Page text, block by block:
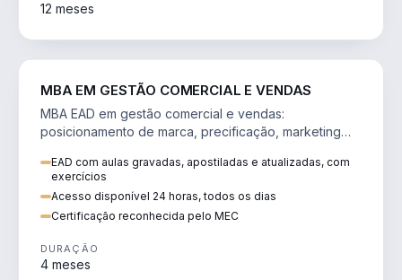
12 meses
MBA EM GESTÃO COMERCIAL E VENDAS
MBA EAD em gestão comercial e vendas:
posicionamento de marca, precificação, marketing
EAD com aulas gravadas, apostiladas e atualizadas, com
exercícios
Acesso disponível 24 horas, todos os dias
Certificação reconhecida pelo MEC
DURAÇÃO
4 meses